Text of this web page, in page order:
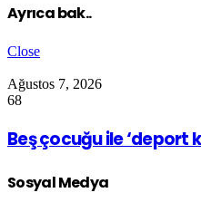
Ayrıca bak..
Close
Ağustos 7, 2026
68
Beş çocuğu ile ‘deport
Sosyal Medya